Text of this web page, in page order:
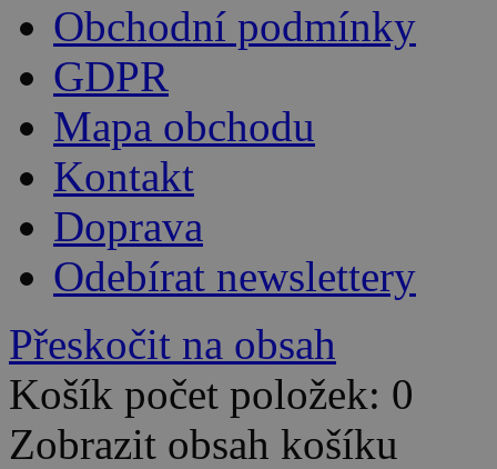
Obchodní podmínky
GDPR
Mapa obchodu
Kontakt
Doprava
Odebírat newslettery
Přeskočit na obsah
Košík počet položek: 0
Zobrazit obsah košíku